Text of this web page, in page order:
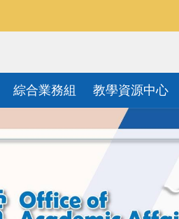
綜合業務組 教學資源中心